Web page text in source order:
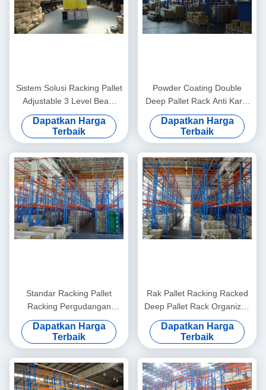
Sistem Solusi Racking Pallet
Adjustable 3 Level Beam
Dan Lantai 16.5FT / 5M
Tinggi
Dapatkan Harga
Terbaik
Powder Coating Double
Deep Pallet Rack Anti Karat
2000KG Untuk Pabrik
Dapatkan Harga
Terbaik
Standar Racking Pallet
Racking Pergudangan
Management, 4000mm
Dapatkan Harga
Terbaik
Rak Pallet Racking Racked
Deep Pallet Rack Organized
Storage Disesuaikan
Dapatkan Harga
Terbaik